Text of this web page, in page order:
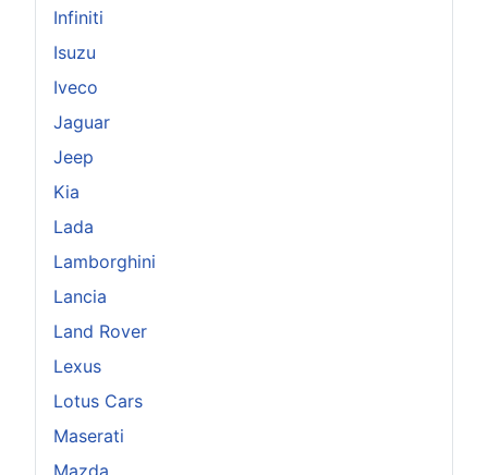
Infiniti
Isuzu
Iveco
Jaguar
Jeep
Kia
Lada
Lamborghini
Lancia
Land Rover
Lexus
Lotus Cars
Maserati